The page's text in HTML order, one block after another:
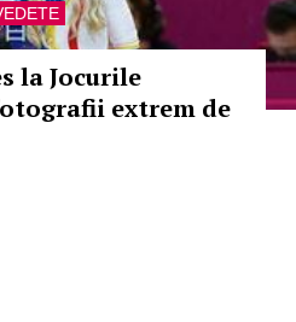
la Jocurile
extrem de